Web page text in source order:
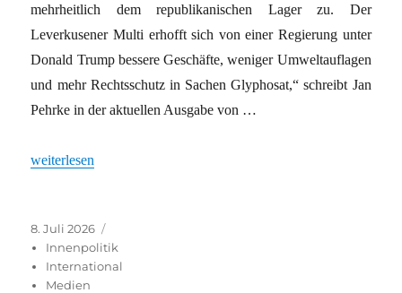
mehrheitlich dem republikanischen Lager zu. Der
Leverkusener Multi erhofft sich von einer Regierung unter
Donald Trump bessere Geschäfte, weniger Umweltauflagen
und mehr Rechtsschutz in Sachen Glyphosat,“ schreibt Jan
Pehrke in der aktuellen Ausgabe von …
„Schon entdeckt? Stichwort Bayer“
weiterlesen
Veröffentlicht
am
8. Juli 2026
Innenpolitik
International
Medien